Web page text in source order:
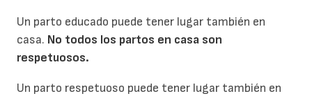
Un parto educado puede tener lugar también en
casa. No todos los partos en casa son
respetuosos.
Un parto respetuoso puede tener lugar también en